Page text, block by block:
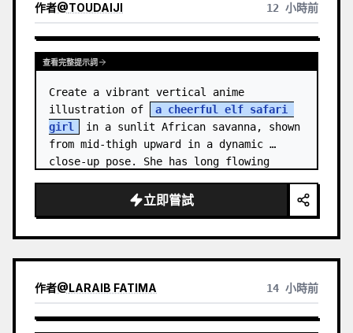
作者@TOUDAIJI 12 小時前
查看完整提示詞
Create a vibrant vertical anime
illustration of
a cheerful elf safari
girl
in a sunlit African savanna, shown
from mid-thigh upward in a dynamic
close-up pose. She has long flowing
立即嘗試
作者@LARAIB FATIMA‎ 14 小時前